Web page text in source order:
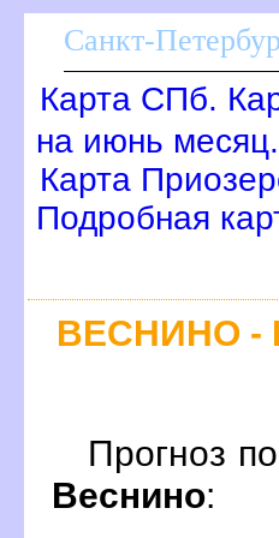
Санкт-
Карта СПб.
на июнь
Карта
Подробная
ЕСНИНО -
Прогноз
еснино: